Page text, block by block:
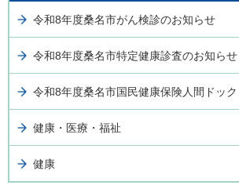
令和8年度桑名市がん検診のお知らせ
令和8年度桑名市特定健康診査のお知らせ
令和8年度桑名市国民健康保険人間ドック
健康・医療・福祉
健康